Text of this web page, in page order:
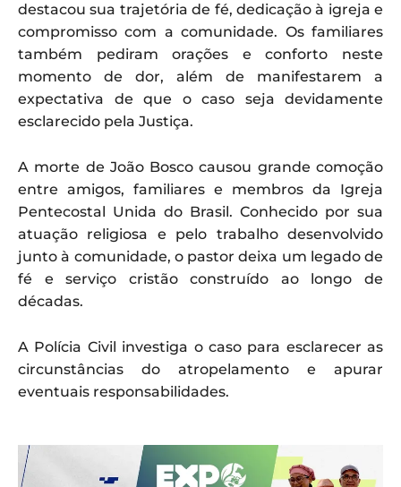
destacou sua trajetória de fé, dedicação à igreja e
compromisso com a comunidade. Os familiares
também pediram orações e conforto neste
momento de dor, além de manifestarem a
expectativa de que o caso seja devidamente
esclarecido pela Justiça.
A morte de João Bosco causou grande comoção
entre amigos, familiares e membros da Igreja
Pentecostal Unida do Brasil. Conhecido por sua
atuação religiosa e pelo trabalho desenvolvido
junto à comunidade, o pastor deixa um legado de
fé e serviço cristão construído ao longo de
décadas.
A Polícia Civil investiga o caso para esclarecer as
circunstâncias do atropelamento e apurar
eventuais responsabilidades.